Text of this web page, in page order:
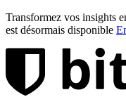
Transformez vos insights
est désormais disponible